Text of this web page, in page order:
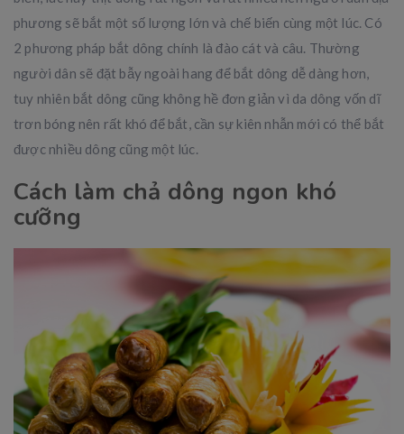
phương sẽ bắt một số lượng lớn và chế biến cùng một lúc. Có
2 phương pháp bắt dông chính là đào cát và câu. Thường
người dân sẽ đặt bẫy ngoài hang để bắt dông dễ dàng hơn,
tuy nhiên bắt dông cũng không hề đơn giản vì da dông vốn dĩ
trơn bóng nên rất khó để bắt, cần sự kiên nhẫn mới có thể bắt
được nhiều dông cũng một lúc.
Cách làm chả dông ngon khó
cưỡng